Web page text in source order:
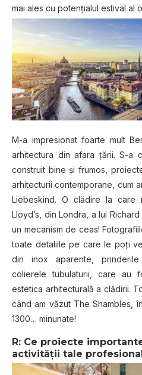
mai ales cu potențialul estival al
M-a impresionat foarte mult
arhitectura din afara țării. S-a
construit bine și frumos,
arhitecturii contemporane, cum
Liebeskind. O clădire la care
Lloyd’s, din Londra, a lui
un mecanism de ceas!
toate detaliile pe care le poți
din inox aparente,
colierele tubulaturii, care au
estetica arhitecturală a clădirii.
când am văzut The Shambles,
1300… minunate!
R: Ce proiecte
activității tale